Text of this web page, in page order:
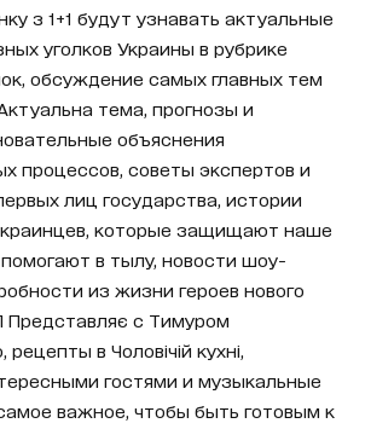
з 1+1 будут узнавать актуальные
уголков Украины в рубрике
обсуждение самых главных тем
тема, прогнозы и
объяснения
процессов, советы экспертов и
лиц государства, истории
которые защищают наше
в тылу, новости шоу-
из жизни героев нового
с Тимуром
в Чоловічій кухні,
гостями и музыкальные
важное, чтобы быть готовым к